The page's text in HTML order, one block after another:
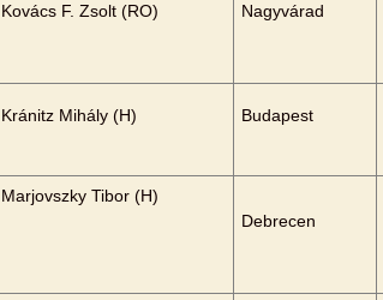
Kovács F. Zsolt (RO) Nagyvárad
Kránitz Mihály (H) Budapest
Marjovszky Tibor (H)
Debrecen